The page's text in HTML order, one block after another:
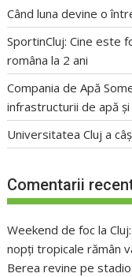
Când luna devine o
SportinCluj: Cine este
româna la 2 ani
Compania de Apă
infrastructurii de apă și
Universitatea Cluj a
Comentarii
Weekend de foc la
nopți tropicale rămân
Berea revine pe